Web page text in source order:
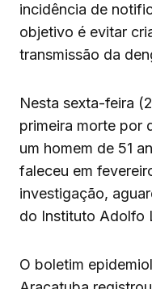
incidência de
objetivo é evitar
transmissão da
Nesta sexta-feira
primeira morte por
um homem de 51
faleceu em
investigação,
do Instituto Adolfo
O boletim